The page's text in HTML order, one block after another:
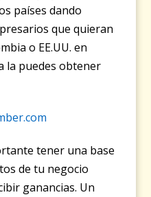
países dando
que quieran
o EE.UU. en
la puedes obtener
tener una base
de tu negocio
ganancias. Un